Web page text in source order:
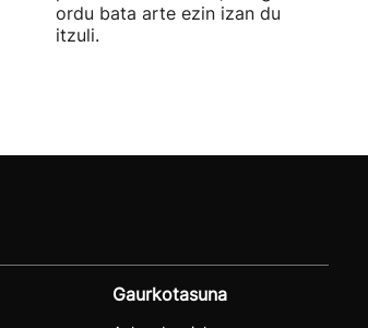
ordu bata arte ezin izan dute etxera
itzuli.
Gaurkotasuna